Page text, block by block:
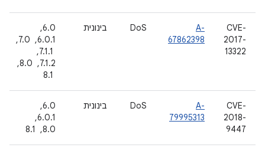
CVE-
2017-
13322
A-
67862398
DoS בינונית
6.0, ‏
6.0.1, ‏ 7.0,
‏ 7.1.1, ‏
7.1.2, ‏ 8.0,
CVE-
2018-
9447
A-
79995313
DoS בינונית
6.0, ‏
6.0.1, ‏
8.0, ‏ 8.1